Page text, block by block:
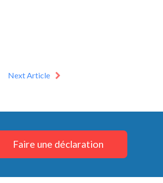
Next Article
Faire une déclaration